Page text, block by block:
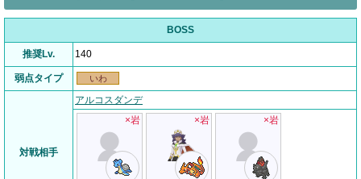
BOSS
推奨Lv. 140
弱点タイプ いわ
対戦相手
アルコスダンデ
×岩 ×岩 ×岩